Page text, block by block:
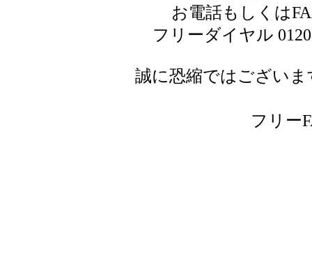
お電話もしくは
フリーダイヤル
誠に恐縮ではござい
フリー